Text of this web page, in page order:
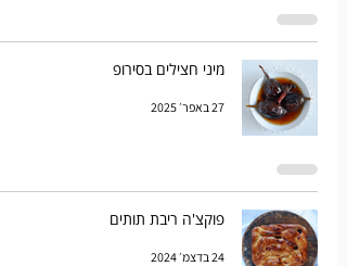
מיני חצילים בסירופ
27 באפר׳ 2025
פוקצ'ה ריבת תותים
24 בדצמ׳ 2024